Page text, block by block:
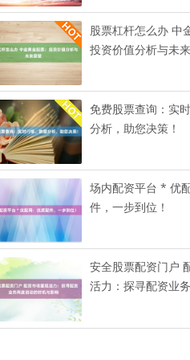
股票杠杆怎么办 中
投资价值分析与未
免费股票查询：实
分析，助您决策！
场内配资平台 * 优
件，一步到位！
安全股票配资门户
活力：探寻配资业